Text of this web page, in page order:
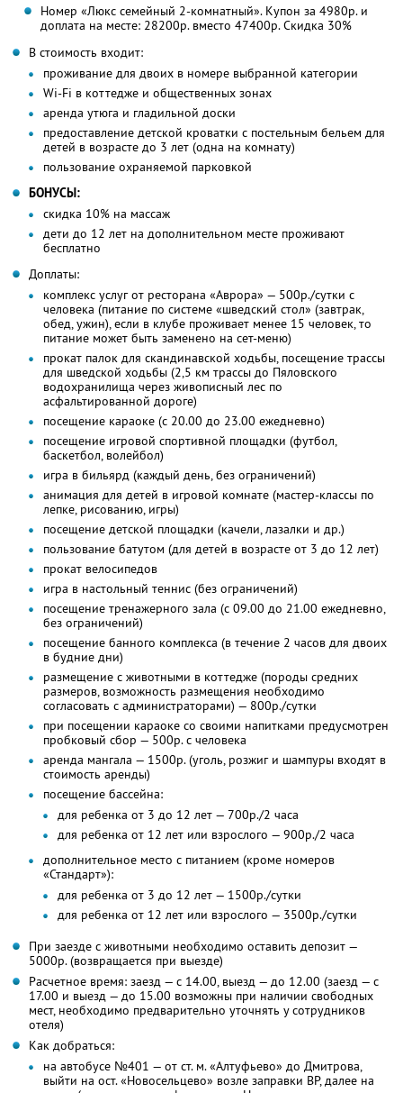
Номер «Люкс семейный 2-комнатный». Купон за 4980р. и
доплата на месте: 28200р. вместо 47400р. Скидка 30%
В стоимость входит:
проживание для двоих в номере выбранной категории
Wi-Fi в коттедже и общественных зонах
аренда утюга и гладильной доски
предоставление детской кроватки с постельным бельем для
детей в возрасте до 3 лет (одна на комнату)
пользование охраняемой парковкой
БОНУСЫ:
скидка 10% на массаж
дети до 12 лет на дополнительном месте проживают
бесплатно
Доплаты:
комплекс услуг от ресторана «Аврора» — 500р./сутки с
человека (питание по системе «шведский стол» (завтрак,
обед, ужин), если в клубе проживает менее 15 человек, то
питание может быть заменено на сет-меню)
прокат палок для скандинавской ходьбы, посещение трассы
для шведской ходьбы (2,5 км трассы до Пяловского
водохранилища через живописный лес по
асфальтированной дороге)
посещение караоке (с 20.00 до 23.00 ежедневно)
посещение игровой спортивной площадки (футбол,
баскетбол, волейбол)
игра в бильярд (каждый день, без ограничений)
анимация для детей в игровой комнате (мастер-классы по
лепке, рисованию, игры)
посещение детской площадки (качели, лазалки и др.)
пользование батутом (для детей в возрасте от 3 до 12 лет)
прокат велосипедов
игра в настольный теннис (без ограничений)
посещение тренажерного зала (с 09.00 до 21.00 ежедневно,
без ограничений)
посещение банного комплекса (в течение 2 часов для двоих
в будние дни)
размещение с животными в коттедже (породы средних
размеров, возможность размещения необходимо
согласовать с администраторами) — 800р./сутки
при посещении караоке со своими напитками предусмотрен
пробковый сбор — 500р. с человека
аренда мангала — 1500р. (уголь, розжиг и шампуры входят в
стоимость аренды)
посещение бассейна:
для ребенка от 3 до 12 лет — 700р./2 часа
для ребенка от 12 лет или взрослого — 900р./2 часа
дополнительное место с питанием (кроме номеров
«Стандарт»):
для ребенка от 3 до 12 лет — 1500р./сутки
для ребенка от 12 лет или взрослого — 3500р./сутки
При заезде с животными необходимо оставить депозит —
5000р. (возвращается при выезде)
Расчетное время: заезд — с 14.00, выезд — до 12.00 (заезд — с
17.00 и выезд — до 15.00 возможны при наличии свободных
мест, необходимо предварительно уточнять у сотрудников
отеля)
Как добраться:
на автобусе №401 — от ст. м. «Алтуфьево» до Дмитрова,
выйти на ост. «Новосельцево» возле заправки BP, далее на